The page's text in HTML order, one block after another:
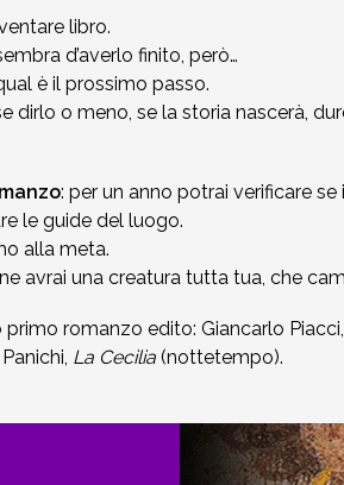
libro.
d’averlo finito, però…
è il prossimo passo.
dirlo o meno, se la storia nascerà,
: per un anno potrai verificare
le guide del luogo.
alla meta.
avrai una creatura tutta tua, che
romanzo edito: Giancarlo Piacci,
La Cecilia (nottetempo).